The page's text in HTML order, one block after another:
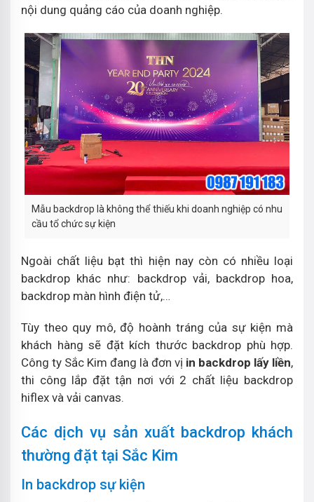
nội dung quảng cáo của doanh nghiệp.
Mẫu backdrop là không thể thiếu khi doanh nghiệp có nhu
cầu tổ chức sự kiện
Ngoài chất liệu bạt thì hiện nay còn có nhiều loại
backdrop khác như: backdrop vải, backdrop hoa,
backdrop màn hình điện tử,…
Tùy theo quy mô, độ hoành tráng của sự kiện mà
khách hàng sẽ đặt kích thước backdrop phù hợp.
Công ty Sắc Kim đang là đơn vị in backdrop lấy liền,
thi công lắp đặt tận nơi với 2 chất liệu backdrop
hiflex và vải canvas.
Các dịch vụ sản xuất backdrop khách
thường đặt tại Sắc Kim
In backdrop sự kiện